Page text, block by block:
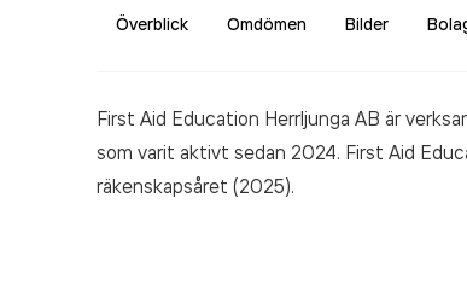
Överblick Omdömen Bilder
First Aid Education Herrljunga AB är
som varit aktivt sedan 2024. First Aid
räkenskapsåret (2025).